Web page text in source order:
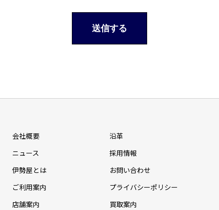
会社概要
ニュース
伊勢屋とは
ご利用案内
店舗案内
沿革
採⽤情報
お問い合わせ
プライバシーポリシー
買取案内